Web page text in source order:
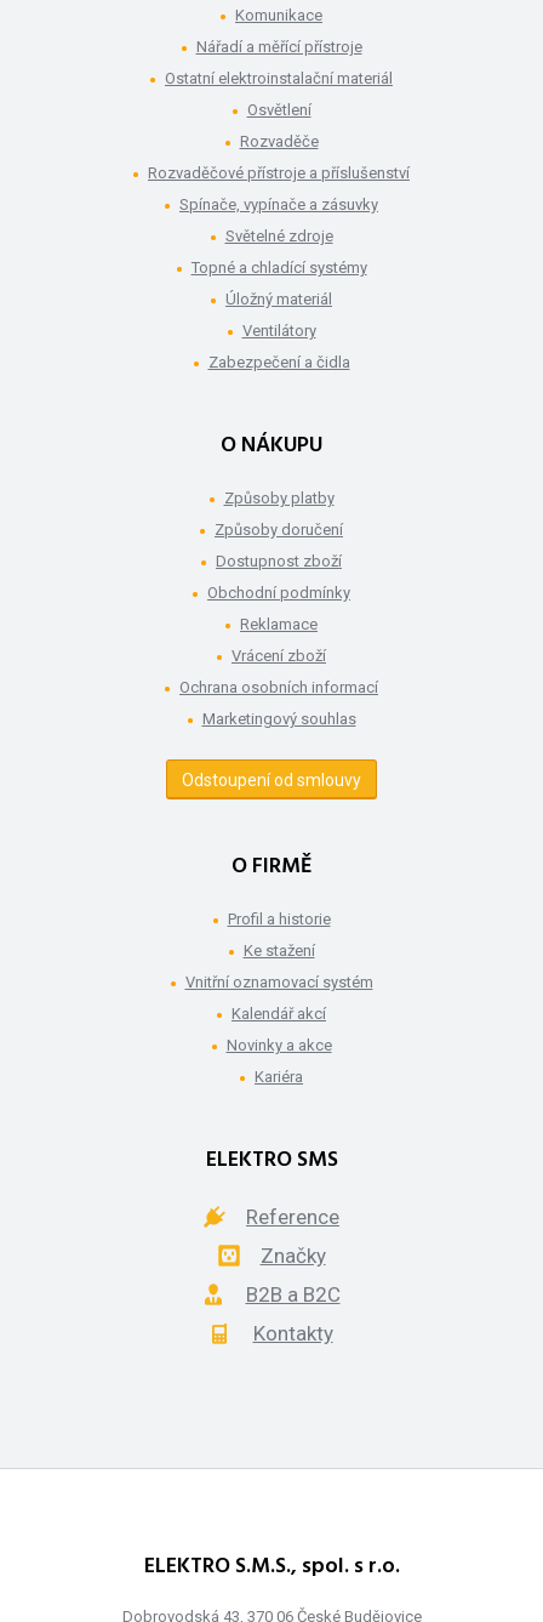
Komunikace
Nářadí a měřící přístroje
Ostatní elektroinstalační materiál
Osvětlení
Rozvaděče
Rozvaděčové přístroje a příslušenství
Spínače, vypínače a zásuvky
Světelné zdroje
Topné a chladící systémy
Úložný materiál
Ventilátory
Zabezpečení a čidla
O NÁKUPU
Způsoby platby
Způsoby doručení
Dostupnost zboží
Obchodní podmínky
Reklamace
Vrácení zboží
Ochrana osobních informací
Marketingový souhlas
Odstoupení od smlouvy
O FIRMĚ
Profil a historie
Ke stažení
Vnitřní oznamovací systém
Kalendář akcí
Novinky a akce
Kariéra
ELEKTRO SMS
Reference
Značky
B2B a B2C
Kontakty
ELEKTRO S.M.S., spol. s r.o.
Dobrovodská 43, 370 06 České Budějovice